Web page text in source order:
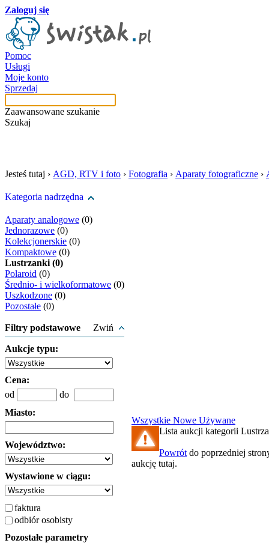
Zaloguj się
Pomoc
Usługi
Moje konto
Sprzedaj
Zaawansowane szukanie
Szukaj
Jesteś tutaj › AGD, RTV i foto › Fotografia › Aparaty fotograficzne ›
Kategoria nadrzędna
Aparaty analogowe (0)
Jednorazowe (0)
Kolekcjonerskie (0)
Kompaktowe (0)
Lustrzanki (0)
Polaroid (0)
Średnio- i wielkoformatowe (0)
Uszkodzone (0)
Pozostałe (0)
Filtry podstawowe Zwiń
Aukcje typu:
Cena:
od
do
Miasto:
Województwo:
Wystawione w ciągu:
faktura
odbiór osobisty
Pozostałe parametry
Wszystkie Nowe Używane
Lista aukcji kategorii
Powrót do poprzedniej
aukcję tutaj.